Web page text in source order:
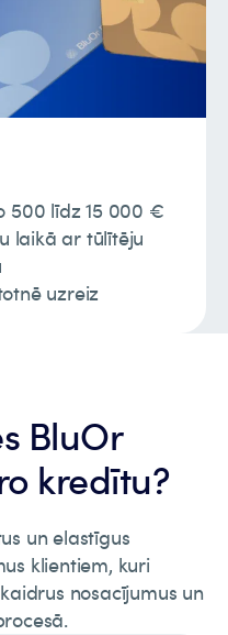
500 līdz 15 000 €
laikā ar tūlītēju
uzreiz
BluOr
kredītu?
un elastīgus
klientiem, kuri
nosacījumus un